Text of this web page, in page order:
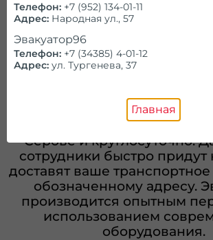
Недорого подадим
любую точку
При взаимодействии с
принципами. Главным из
качество предоставляемых
можно заказать эвакуатор
Серове и круглосуточно.
сотрудники быстро
доставят ваше
обозначенному адресу.
производится опытным
использованием
оборудования.
Телефон: +7 (952) 134-01-11
Адрес: Народная ул., 57
Эвакуатор96
Телефон: +7 (34385) 4-01-12
Адрес: ул. Тургенева, 37
Главная